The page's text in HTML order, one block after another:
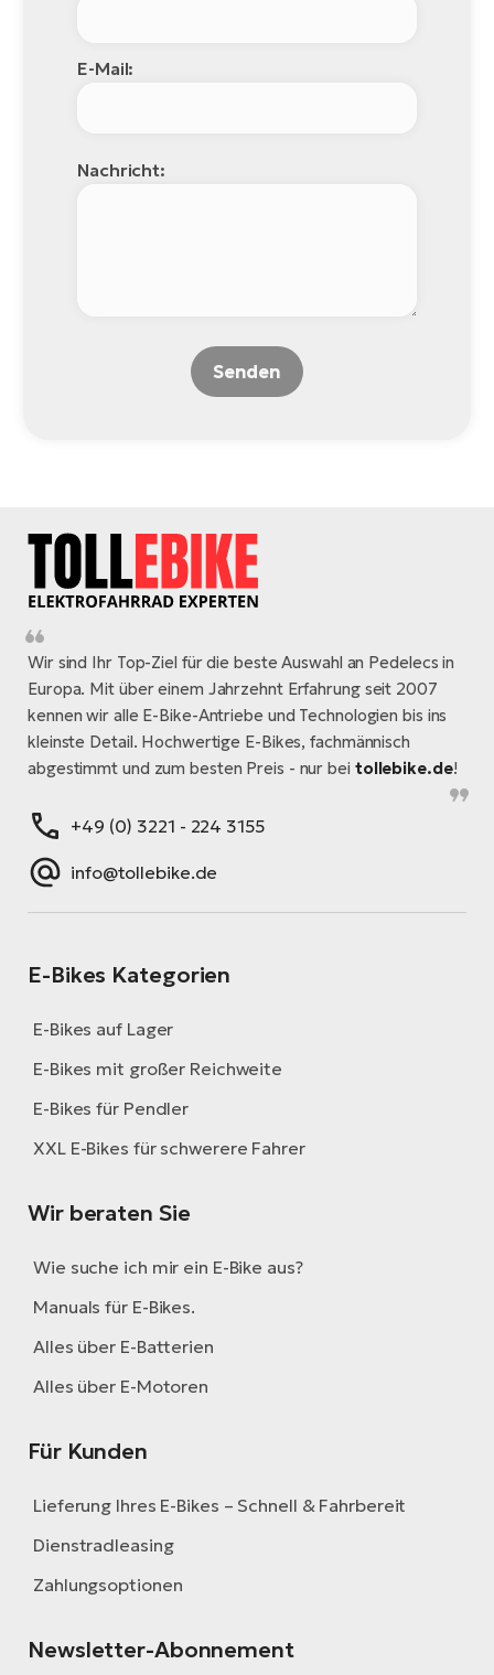
E-Mail:
Nachricht:
Senden
Wir sind Ihr Top-Ziel für die beste Auswahl an Pedelecs in
Europa. Mit über einem Jahrzehnt Erfahrung seit 2007
kennen wir alle E-Bike-Antriebe und Technologien bis ins
kleinste Detail. Hochwertige E-Bikes, fachmännisch
abgestimmt und zum besten Preis - nur bei tollebike.de!
+49 (0) 3221 - 224 3155
info@tollebike.de
E-Bikes Kategorien
E-Bikes auf Lager
E-Bikes mit großer Reichweite
E-Bikes für Pendler
XXL E-Bikes für schwerere Fahrer
Wir beraten Sie
Wie suche ich mir ein E-Bike aus?
Manuals für E-Bikes.
Alles über E-Batterien
Alles über E-Motoren
Für Kunden
Lieferung Ihres E-Bikes – Schnell & Fahrbereit
Dienstradleasing
Zahlungsoptionen
Newsletter-Abonnement